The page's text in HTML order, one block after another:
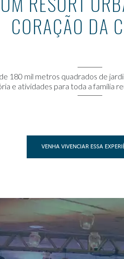
CORAÇÃO DA
180 mil metros quadrados de
e atividades para toda a família
VENHA VIVENCIAR ESSA